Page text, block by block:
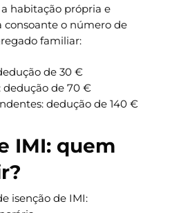
habitação própria e
consoante o número de
familiar:
de 30 €
dedução de 70 €
dedução de 140 €
IMI: quem
isenção de IMI: